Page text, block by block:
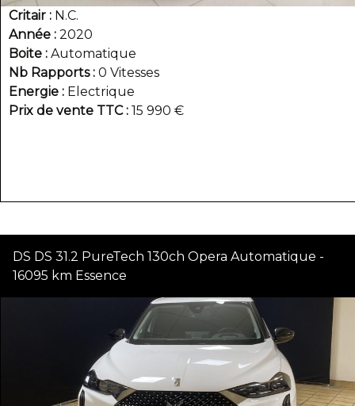
Critair
N.C.
Année 2020
Boite Automatique
Nb Rapports 0 Vitesses
Energie
Electrique
Prix de vente TTC 15 990 €
DS DS 31.2 PureTech 130ch Opera Automatique -
16095 km Essence